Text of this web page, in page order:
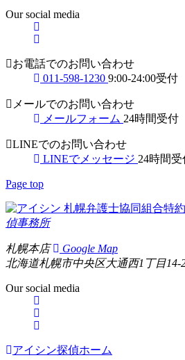
Our social media
お電話でのお問い合わせ
011-598-1230 9:00-24:00受付
メールでのお問い合わせ
メールフォーム 24時間受付
LINEでのお問い合わせ
LINEでメッセージ 24時間受
Page top
札幌弁護士協同組合特
偵事務所
札幌本店
Google Map
北海道札幌市中央区大通西1丁目
Our social media
アイシン探偵ホーム